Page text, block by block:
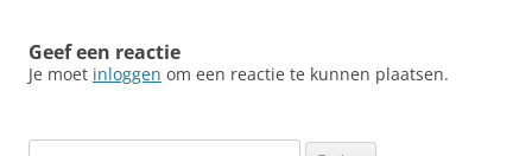
Geef een reactie
Je moet inloggen om een reactie te kunnen plaatsen.